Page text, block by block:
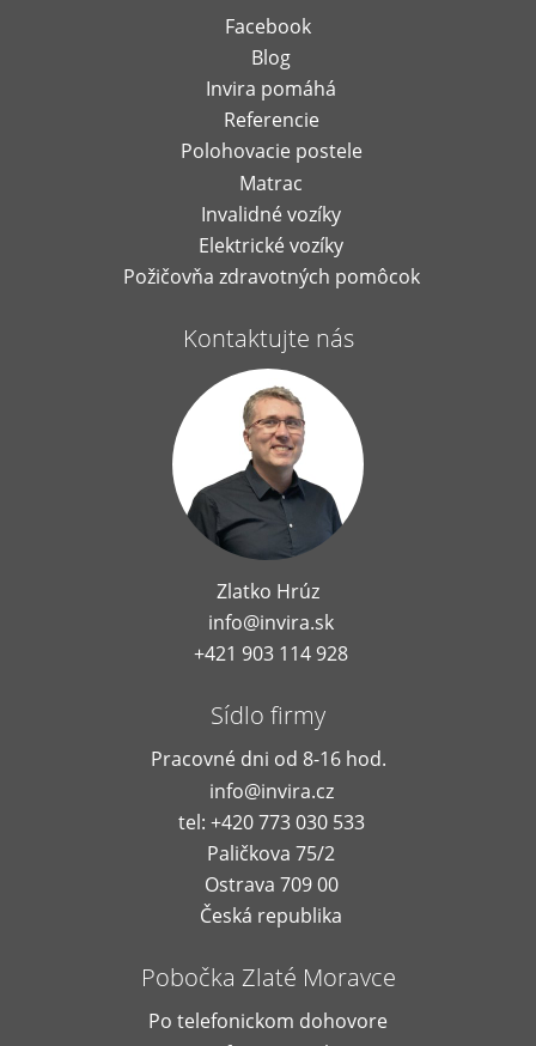
Facebook
Blog
Invira pomáhá
Referencie
Polohovacie postele
Matrac
Invalidné vozíky
Elektrické vozíky
Požičovňa zdravotných pomôcok
Kontaktujte nás
Zlatko Hrúz
info@invira.sk
+421 903 114 928
Sídlo firmy
Pracovné dni od 8-16 hod.
info@invira.cz
tel: +420 773 030 533
Paličkova 75/2
Ostrava 709 00
Česká republika
Pobočka Zlaté Moravce
Po telefonickom dohovore